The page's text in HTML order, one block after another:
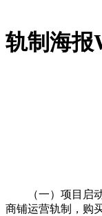
轨制海报
（一）项目启动
商铺运营轨制，购